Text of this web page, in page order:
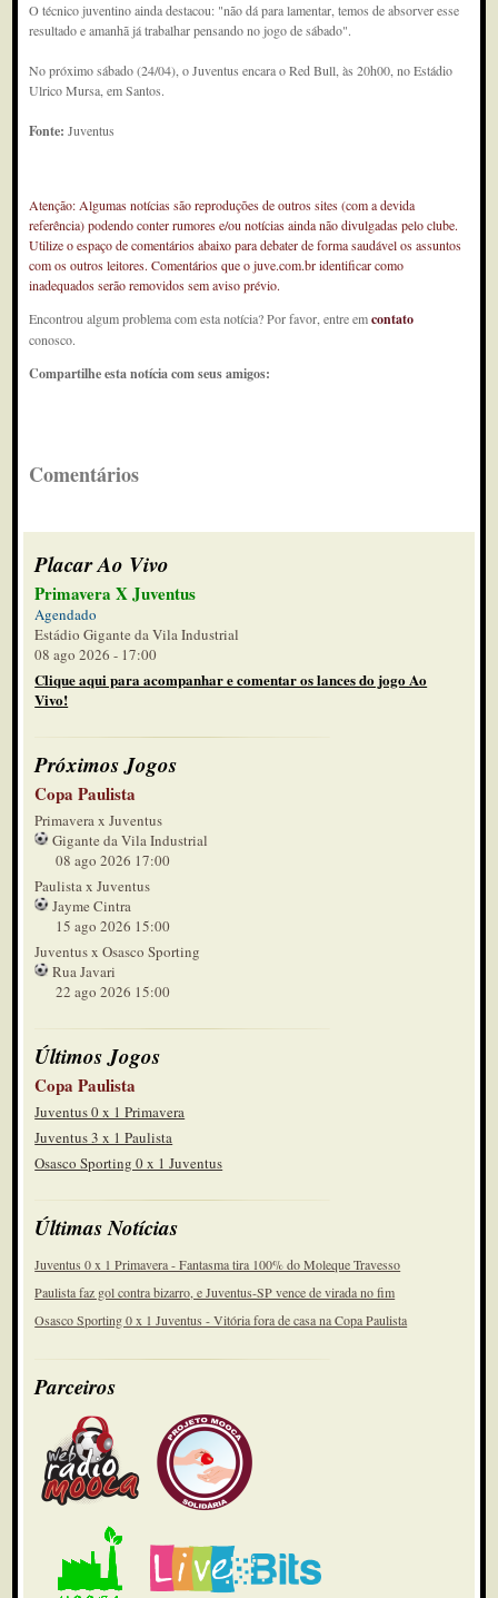
O técnico juventino ainda destacou: "não dá para lamentar, temos de absorver esse
resultado e amanhã já trabalhar pensando no jogo de sábado".
No próximo sábado (24/04), o Juventus encara o Red Bull, às 20h00, no Estádio
Ulrico Mursa, em Santos.
Fonte:Juventus
Atenção: Algumas notícias são reproduções de outros sites (com a devida
referência) podendo conter rumores e/ou notícias ainda não divulgadas pelo clube.
Utilize o espaço de comentários abaixo para debater de forma saudável os assuntos
com os outros leitores. Comentários que o juve.com.br identificar como
inadequados serão removidos sem aviso prévio.
Encontrou algum problema com esta notícia? Por favor, entre emcontato
conosco.
Compartilhe esta notícia com seus amigos:
Comentários
Placar Ao Vivo
Primavera X Juventus
Agendado
Estádio Gigante da Vila Industrial
08 ago 2026 - 17:00
Clique aqui para acompanhar e comentar os lances do jogo Ao
Vivo!
Próximos Jogos
Copa Paulista
Primavera x Juventus
Gigante da Vila Industrial
08 ago 2026 17:00
Paulista x Juventus
Jayme Cintra
15 ago 2026 15:00
Juventus x Osasco Sporting
Rua Javari
22 ago 2026 15:00
Últimos Jogos
Copa Paulista
Juventus 0 x 1 Primavera
Juventus 3 x 1 Paulista
Osasco Sporting 0 x 1 Juventus
Últimas Notícias
Juventus 0 x 1 Primavera - Fantasma tira 100% do Moleque Travesso
Paulista faz gol contra bizarro, e Juventus-SP vence de virada no fim
Osasco Sporting 0 x 1 Juventus - Vitória fora de casa na Copa Paulista
Parceiros